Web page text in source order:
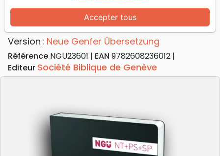
Allemand NGÜ NT + Psaumes
Modèle min broché
Version : Neue Genfer Übersetzung
Référence NGU23601 EAN 9782608236012
Editeur Société Biblique de Genève
Accepter tous